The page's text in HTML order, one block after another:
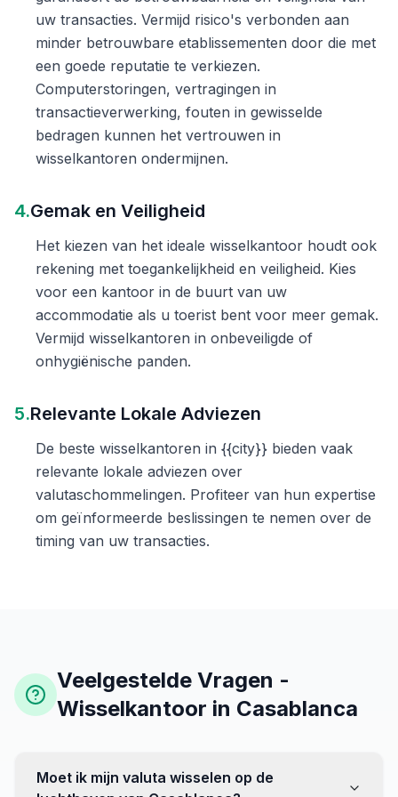
uw transacties. Vermijd risico's verbonden aan
minder betrouwbare etablissementen door die met
een goede reputatie te verkiezen.
Computerstoringen, vertragingen in
transactieverwerking, fouten in gewisselde
bedragen kunnen het vertrouwen in
wisselkantoren ondermijnen.
4.Gemak en Veiligheid
Het kiezen van het ideale wisselkantoor houdt ook
rekening met toegankelijkheid en veiligheid. Kies
voor een kantoor in de buurt van uw
accommodatie als u toerist bent voor meer gemak.
Vermijd wisselkantoren in onbeveiligde of
onhygiënische panden.
5.Relevante Lokale Adviezen
De beste wisselkantoren in {{city}} bieden vaak
relevante lokale adviezen over
valutaschommelingen. Profiteer van hun expertise
om geïnformeerde beslissingen te nemen over de
timing van uw transacties.
Veelgestelde Vragen -
Wisselkantoor in Casablanca
Moet ik mijn valuta wisselen op de